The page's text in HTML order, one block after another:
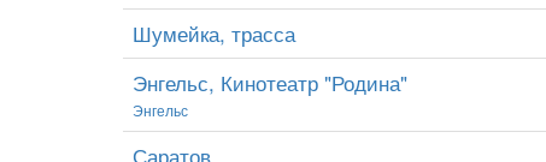
Шумейка, трасса
Энгельс, Кинотеатр "Родина"
Энгельс
Саратов